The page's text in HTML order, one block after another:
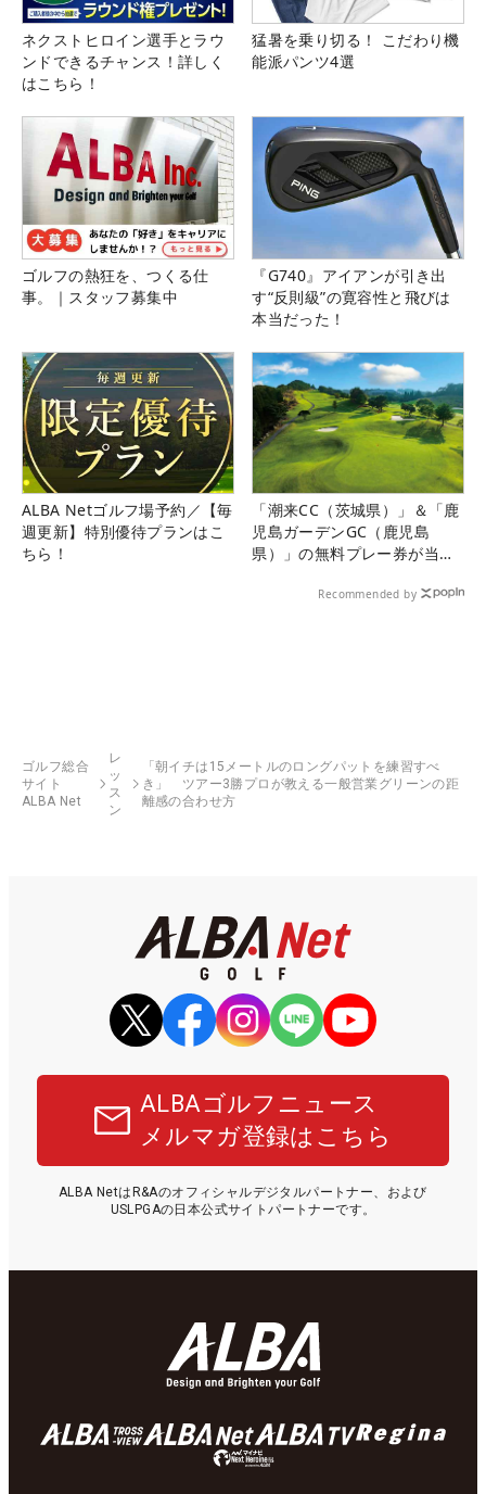
ネクストヒロイン選手とラウ
ンドできるチャンス！詳しく
はこちら！
猛暑を乗り切る！ こだわり機
能派パンツ4選
ゴルフの熱狂を、つくる仕
事。｜スタッフ募集中
『G740』アイアンが引き出
す“反則級”の寛容性と飛びは
本当だった！
ALBA Netゴルフ場予約／【毎
週更新】特別優待プランはこ
ちら！
「潮来CC（茨城県）」＆「鹿
児島ガーデンGC（鹿児島
県）」の無料プレー券が当た
Recommended by
ゴルフ総合
サイト
ALBA Net
レ
ッ
ス
ン
「朝イチは15メートルのロングパットを練習すべ
き」 ツアー3勝プロが教える一般営業グリーンの距
離感の合わせ方
ALBAゴルフニュース
メルマガ登録はこちら
ALBA NetはR&Aのオフィシャルデジタルパートナー、および
USLPGAの日本公式サイトパートナーです。